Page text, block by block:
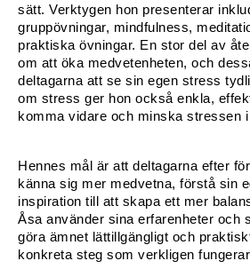
Underhållning och event
Event
Humoristiska föredrag
Komiker
Konst
sätt. Verktygen hon presenterar
gruppövningar, mindfulness,
praktiska övningar. En stor del av
om att öka medvetenheten, och
deltagarna att se sin egen stress
om stress ger hon också enkla,
komma vidare och minska stressen
Hennes mål är att deltagarna efter
känna sig mer medvetna, förstå sin
inspiration till att skapa ett mer
Åsa använder sina erfarenheter och
göra ämnet lättillgängligt och
konkreta steg som verkligen